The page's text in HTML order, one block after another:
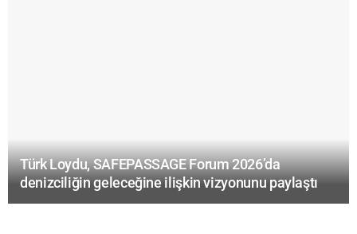
Türk Loydu, SAFEPASSAGE Forum 2026’da
denizciliğin geleceğine ilişkin vizyonunu paylaştı